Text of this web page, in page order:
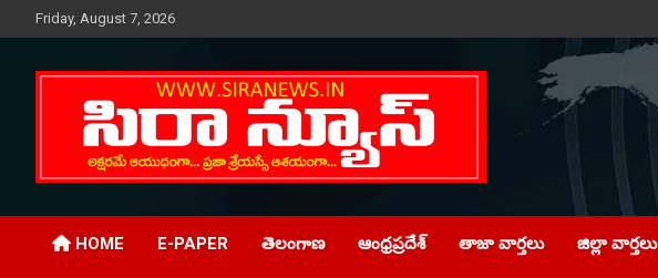
to
Friday, August 7, 2026
SIRA NEWS
HOME E-PAPER తెలంగాణ ఆంధ్రప్రదేశ్ తాజా వార్తలు జిల్లా వార్తలు